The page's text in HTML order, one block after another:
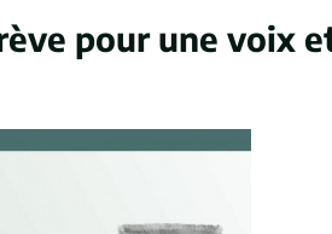
pour une voix